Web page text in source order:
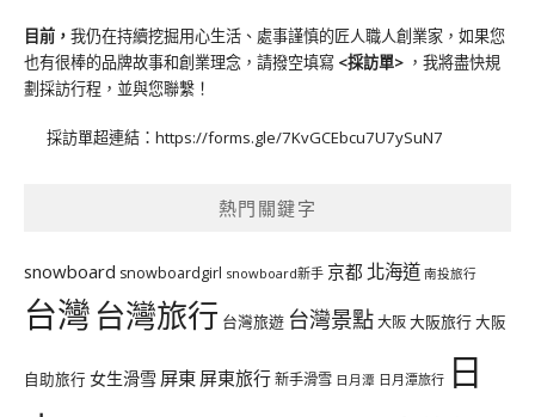
目前， 我仍在持續挖掘用心生活、處事謹慎的匠人職人創業家，如果您
也有很棒的品牌故事和創業理念，請撥空填寫 <採訪單> ，我將盡快規
劃採訪行程，並與您聯繫！
採訪單超連結： https://forms.gle/7KvGCEbcu7U7ySuN7
熱門關鍵字
snowboard snowboardgirl snowboard新手 京都 北海道 南投旅行
台灣台灣旅行 台灣旅遊 台灣景點大阪大阪旅行大阪
自助旅行 女生滑雪 屏東 屏東旅行新手滑雪 日月潭 日月潭旅行 日